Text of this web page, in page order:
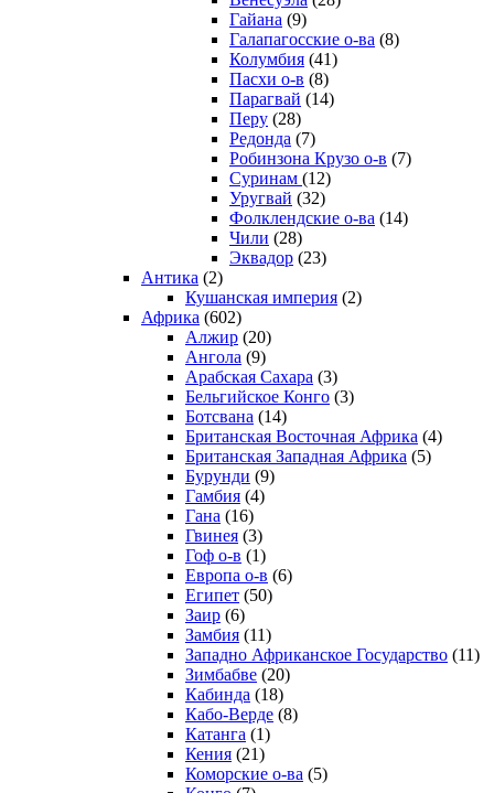
Гайана (9)
Галапагосские о-ва (8)
Колумбия (41)
Пасхи о-в (8)
Парагвай (14)
Перу (28)
Редонда (7)
Робинзона Крузо о-в (7)
Суринам (12)
Уругвай (32)
Фолклендские о-ва (14)
Чили (28)
Эквадор (23)
Антика (2)
Кушанская империя (2)
Африка (602)
Алжир (20)
Ангола (9)
Арабская Сахара (3)
Бельгийское Конго (3)
Ботсвана (14)
Британская Восточная Африка (4)
Британская Западная Африка (5)
Бурунди (9)
Гамбия (4)
Гана (16)
Гвинея (3)
Гоф о-в (1)
Европа о-в (6)
Египет (50)
Заир (6)
Замбия (11)
Западно Африканское Государство (11)
Зимбабве (20)
Кабинда (18)
Кабо-Верде (8)
Катанга (1)
Кения (21)
Коморcкие о-ва (5)